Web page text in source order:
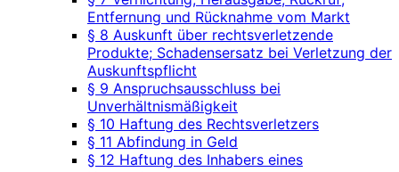
Entfernung und Rücknahme vom Markt
§ 8 Auskunft über rechtsverletzende
Produkte; Schadensersatz bei Verletzung der
Auskunftspflicht
§ 9 Anspruchsausschluss bei
Unverhältnismäßigkeit
§ 10 Haftung des Rechtsverletzers
§ 11 Abfindung in Geld
§ 12 Haftung des Inhabers eines